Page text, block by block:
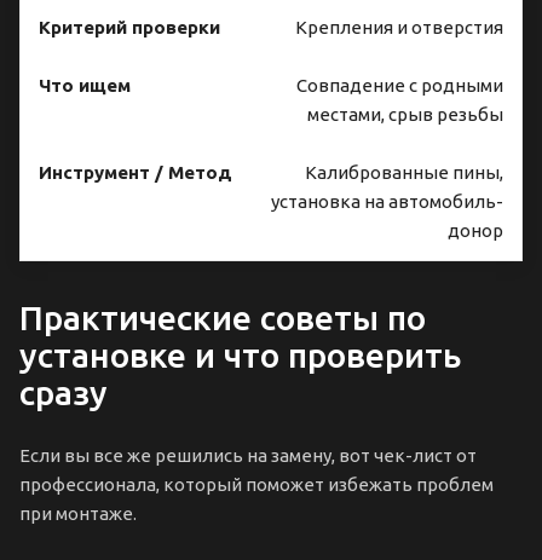
Крепления и отверстия
Совпадение с родными
местами, срыв резьбы
Калиброванные пины,
установка на автомобиль-
донор
Практические советы по
установке и что проверить
сразу
Если вы все же решились на замену, вот чек-лист от
профессионала, который поможет избежать проблем
при монтаже.